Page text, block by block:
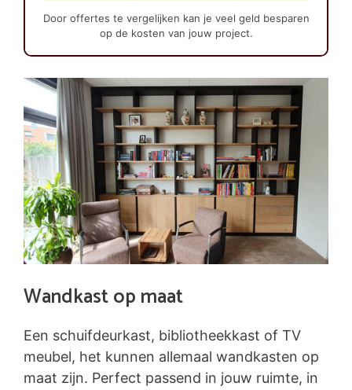
Door offertes te vergelijken kan je veel geld besparen
op de kosten van jouw project.
Wandkast op maat
Een schuifdeurkast, bibliotheekkast of TV
meubel, het kunnen allemaal wandkasten op
maat zijn. Perfect passend in jouw ruimte, in